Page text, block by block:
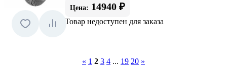
Цена: 14940 ₽
Товар недоступен для заказа
« 1 2 3 4 ... 19 20 »